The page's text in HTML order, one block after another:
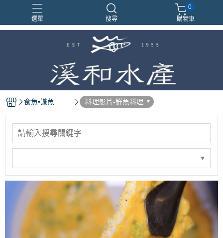
選單 搜尋
0
購物車
食魚•識魚 料理影片-鮮魚料理